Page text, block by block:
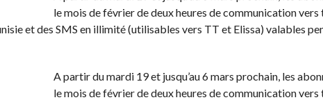
le mois de février de deux heures de communication vers
et des SMS en illimité (utilisables vers TT et Elissa) valables
A partir du mardi 19 et jusqu’au 6 mars prochain, les
le mois de février de deux heures de communication vers